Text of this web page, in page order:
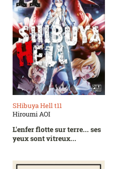
SHibuya Hell t11
Hiroumi AOI
L'enfer flotte sur terre... ses
yeux sont vitreux...